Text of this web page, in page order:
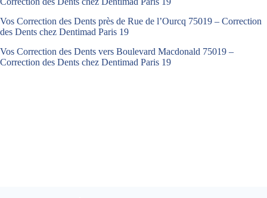
Vos Correction des Dents près de Rue de l’Ourcq 75019 – Correction
des Dents chez Dentimad Paris 19
Vos Correction des Dents vers Boulevard Macdonald 75019 –
Correction des Dents chez Dentimad Paris 19